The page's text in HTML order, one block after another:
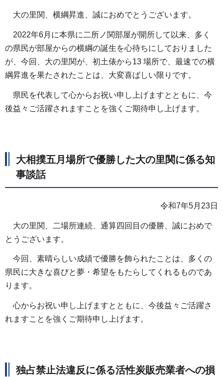
大の里関、横綱昇進、誠におめでとうございます。
2022年6月に本県に二所ノ関部屋が開所して以来、多く
の県民が部屋からの横綱の誕生を心待ちにしておりました
が、今回、大の里関が、初土俵から13 場所で、最速での横
綱昇進を果たされたことは、大変喜ばしい限りです。
県民を代表して心からお祝い申し上げますとともに、今
後益々ご活躍されますことを強くご期待申し上げます。
大相撲五月場所で優勝した大の里関に係る知
事談話
令和7年5月23日
大の里関、二場所連続、通算四回目の優勝、誠におめで
とうございます。
今回、素晴らしい成績で優勝を飾られたことは、多くの
県民に大きな喜びと夢・希望をもたらしてくれるものであ
ります。
心からお祝い申し上げますとともに、今後益々ご活躍さ
れますことを強くご期待申し上げます。
独占禁止法違反に係る活性炭販売業者への損